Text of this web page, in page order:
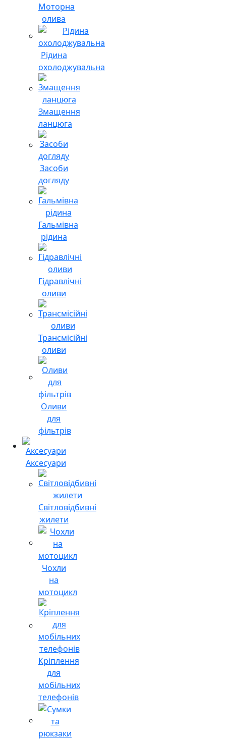
Моторна
олива
Рідина
охолоджувальна
Змащення
ланцюга
Засоби
догляду
Гальмівна
рідина
Гідравлічні
оливи
Трансмісійні
оливи
Оливи
для
фільтрів
Аксесуари
Світловідбивні
жилети
Чохли
на
мотоцикл
Кріплення
для
мобільних
телефонів